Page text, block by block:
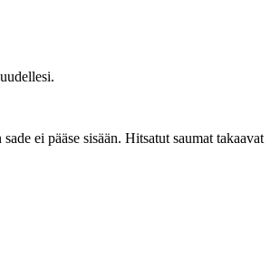
ei pääse sisään. Hitsatut saumat takaavat